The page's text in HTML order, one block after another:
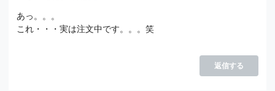
あっ。。。
これ・・・実は注文中です。。。笑
返信する